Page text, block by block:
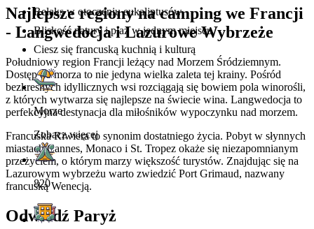
Najlepsze regiony na camping we Francji
- Langwedocja i Lazurowe Wybrzeże
Południowy region Francji leżący nad Morzem Śródziemnym.
Dostęp do morza to nie jedyna wielka zaleta tej krainy. Pośród
bezkresnych idyllicznych wsi rozciągają się bowiem pola winorośli,
z których wytwarza się najlepsze na świecie wina. Langwedocja to
perfekcyjna destynacja dla miłośników wypoczynku nad morzem.
Francuska Riwiera to synonim dostatniego życia. Pobyt w słynnych
miastach Cannes, Monaco i St. Tropez okaże się niezapomnianym
przeżyciem, o którym marzy większość turystów. Znajdując się na
Lazurowym wybrzeżu warto zwiedzić Port Grimaud, nazwany
francuską Wenecją.
Odwiedź Paryż
Relaks w otoczeniu eukaliptusów
Bliskość natury i plaż w jednym miejscu
Ciesz się francuską kuchnią i kulturą
Morze
Zobacz więcej
820